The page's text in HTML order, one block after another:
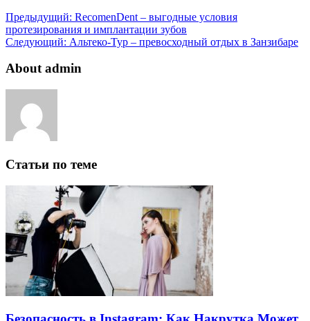
Предыдущий: RecomenDent – выгодные условия
протезирования и имплантации зубов
Следующий: Альтеко-Тур – превосходный отдых в Занзибаре
About admin
Статьи по теме